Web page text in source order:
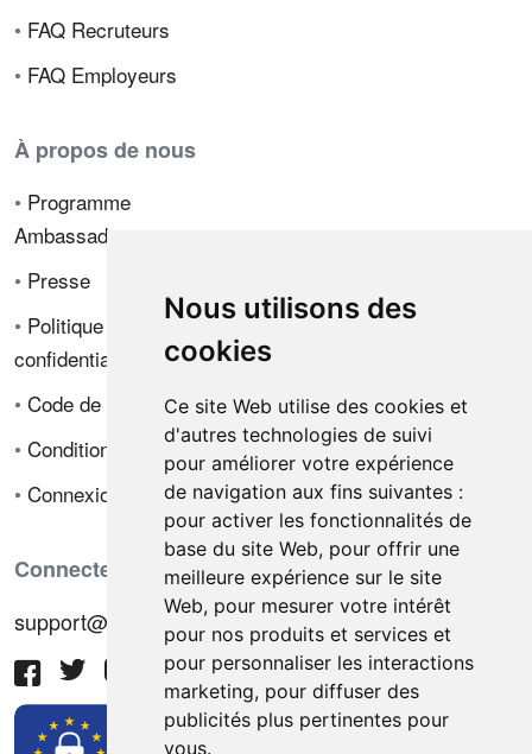
Nous utilisons des
cookies
Ce site Web utilise des cookies et
d'autres technologies de suivi
pour améliorer votre expérience
de navigation aux fins suivantes :
pour activer les fonctionnalités de
base du site Web, pour offrir une
meilleure expérience sur le site
Web, pour mesurer votre intérêt
pour nos produits et services et
pour personnaliser les interactions
marketing, pour diffuser des
publicités plus pertinentes pour
vous.
• FAQ Recruteurs
• FAQ Employeurs
À propos de nous
• Programme
Ambassadeur
• Presse
• Politique de
confidentialité
• Code de déontologie
• Conditions de vente
• Connexion
Connectez-vous avec nous
support@hiringnotes.com